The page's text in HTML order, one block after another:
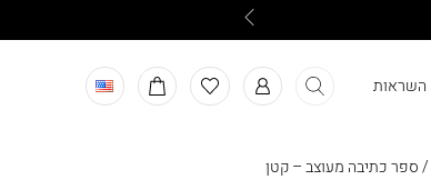
השראות
/ספר כתיבה מעוצב – קטן